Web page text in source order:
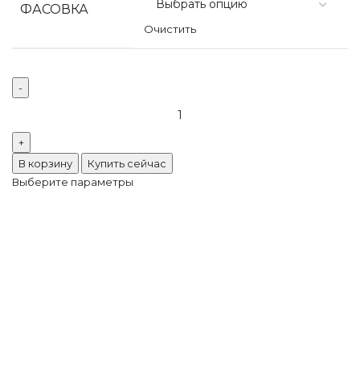
ФАСОВКА
Очистить
В корзину
Купить сейчас
Выберите параметры